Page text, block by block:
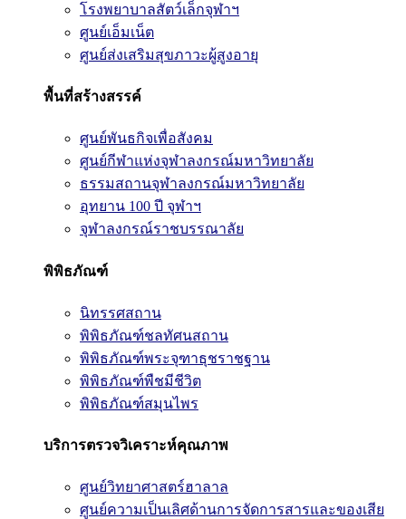
โรงพยาบาลสัตว์เล็กจุฬาฯ
ศูนย์เอ็มเน็ต
ศูนย์ส่งเสริมสุขภาวะผู้สูงอายุ
พื้นที่สร้างสรรค์
ศูนย์พันธกิจเพื่อสังคม
ศูนย์กีฬาแห่งจุฬาลงกรณ์มหาวิทยาลัย
ธรรมสถานจุฬาลงกรณ์มหาวิทยาลัย
อุทยาน 100 ปี จุฬาฯ
จุฬาลงกรณ์ราชบรรณาลัย
พิพิธภัณฑ์
นิทรรศสถาน
พิพิธภัณฑ์ชลทัศนสถาน
พิพิธภัณฑ์พระจุฑาธุชราชฐาน
พิพิธภัณฑ์พืชมีชีวิต
พิพิธภัณฑ์สมุนไพร
บริการตรวจวิเคราะห์คุณภาพ
ศูนย์วิทยาศาสตร์ฮาลาล
ศูนย์ความเป็นเลิศด้านการจัดการสารและของเสีย